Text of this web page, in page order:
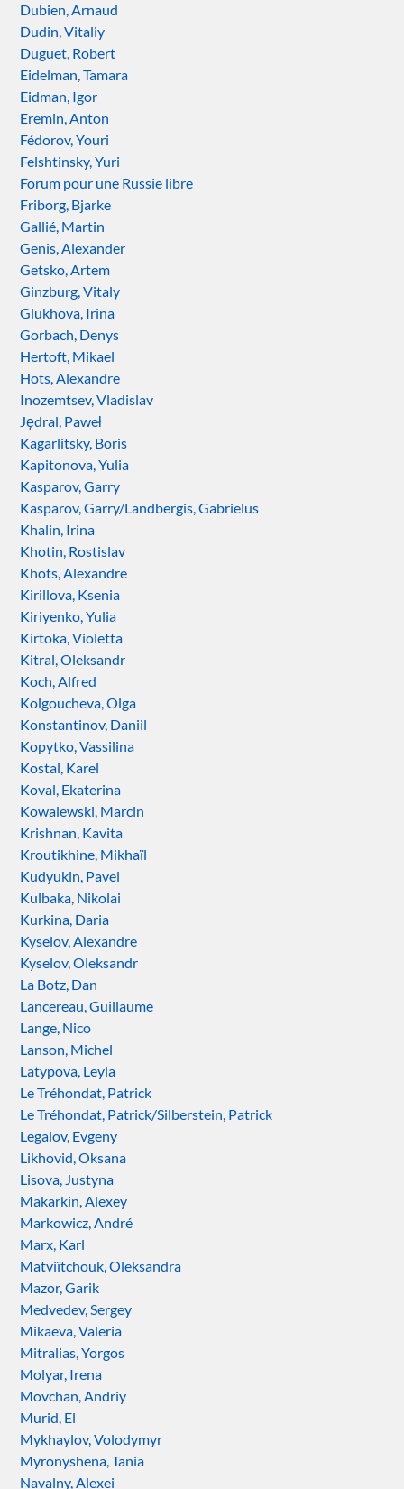
Dubien, Arnaud
Dudin, Vitaliy
Duguet, Robert
Eidelman, Tamara
Eidman, Igor
Eremin, Anton
Fédorov, Youri
Felshtinsky, Yuri
Forum pour une Russie libre
Friborg, Bjarke
Gallié, Martin
Genis, Alexander
Getsko, Artem
Ginzburg, Vitaly
Glukhova, Irina
Gorbach, Denys
Hertoft, Mikael
Hots, Alexandre
Inozemtsev, Vladislav
Jędral, Paweł
Kagarlitsky, Boris
Kapitonova, Yulia
Kasparov, Garry
Kasparov, Garry/Landbergis, Gabrielus
Khalin, Irina
Khotin, Rostislav
Khots, Alexandre
Kirillova, Ksenia
Kiriyenko, Yulia
Kirtoka, Violetta
Kitral, Oleksandr
Koch, Alfred
Kolgoucheva, Olga
Konstantinov, Daniil
Kopytko, Vassilina
Kostal, Karel
Koval, Ekaterina
Kowalewski, Marcin
Krishnan, Kavita
Kroutikhine, Mikhaïl
Kudyukin, Pavel
Kulbaka, Nikolai
Kurkina, Daria
Kyselov, Alexandre
Kyselov, Oleksandr
La Botz, Dan
Lancereau, Guillaume
Lange, Nico
Lanson, Michel
Latypova, Leyla
Le Tréhondat, Patrick
Le Tréhondat, Patrick/Silberstein, Patrick
Legalov, Evgeny
Likhovid, Oksana
Lisova, Justyna
Makarkin, Alexey
Markowicz, André
Marx, Karl
Matviïtchouk, Oleksandra
Mazor, Garik
Medvedev, Sergey
Mikaeva, Valeria
Mitralias, Yorgos
Molyar, Irena
Movchan, Andriy
Murid, El
Mykhaylov, Volodymyr
Myronyshena, Tania
Navalny, Alexei